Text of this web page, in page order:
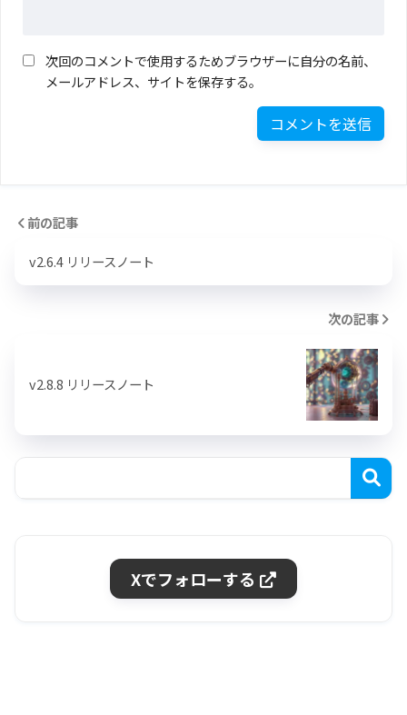
次回のコメントで使用するためブラウザーに自分の名前、
メールアドレス、サイトを保存する。
前の記事
v2.6.4 リリースノート
次の記事
v2.8.8 リリースノート
Xでフォローする